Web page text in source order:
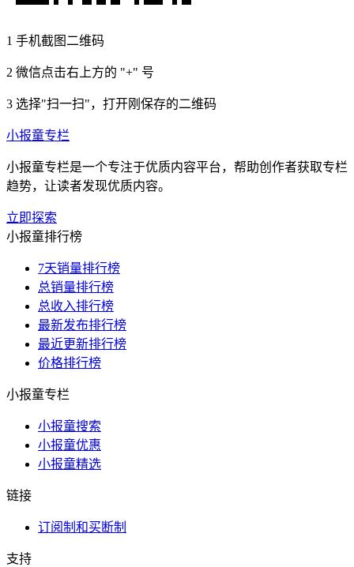
1 手机截图二维码
2 微信点击右上方的 "+" 号
3 选择"扫一扫"，打开刚保存的二维码
小报童专栏
小报童专栏是一个专注于优质内容平台，帮助创作者获取专栏
趋势，让读者发现优质内容。
立即探索
小报童排行榜
7天销量排行榜
总销量排行榜
总收入排行榜
最新发布排行榜
最近更新排行榜
价格排行榜
小报童专栏
小报童搜索
小报童优惠
小报童精选
链接
订阅制和买断制
支持